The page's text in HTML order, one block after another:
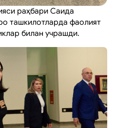
раҳбари Саида
ташкилотларда фаолият
билан учрашди.